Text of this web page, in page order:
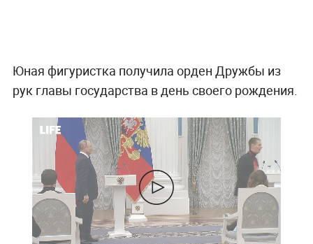
Юная фигуристка получила орден Дружбы из
рук главы государства в день своего рождения.